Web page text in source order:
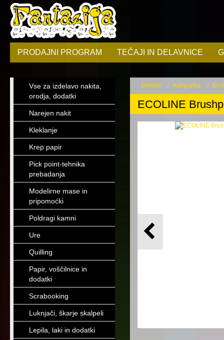
PRODAJNI PROGRAM TEČAJI IN DELAVNICE
Vse za izdelavo nakita,
orodja, dodatki
Narejen nakit
Kleklanje
Krep papir
Pick point-tehnika
prebadanja
Modelirne mase in
pripomoćki
Poldragi kamni
Ure
Quilling
Papir, voščilnice in
dodatki
Scrabooking
Luknjači, škarje skalpeli
Lepila, laki in dodatki
Domov Kaligrafija
ECOLINE